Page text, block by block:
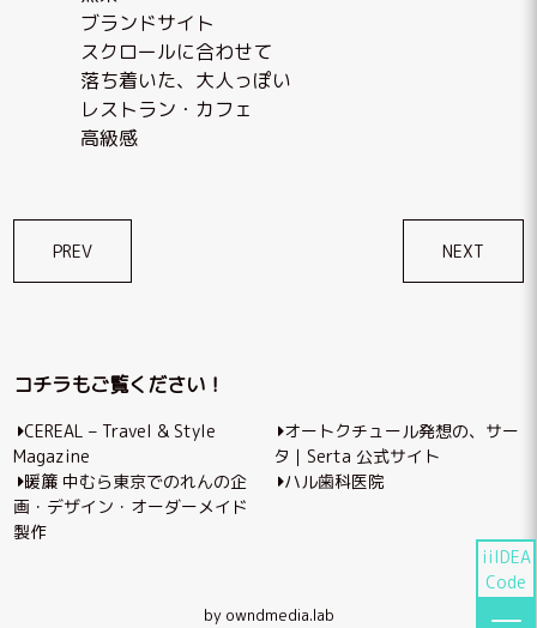
iiIDEA
Code
ブランドサイト
スクロールに合わせて
落ち着いた、大人っぽい
レストラン・カフェ
高級感
稿
ゲ
ー
シ
ョ
PREV NEXT
コチラもご覧ください！
CEREAL – Travel & Style
Magazine
オートクチュール発想の、サー
タ｜Serta 公式サイト
暖簾 中むら東京でのれんの企
画・デザイン・オーダーメイド
製作
ハル歯科医院
by owndmedia.lab